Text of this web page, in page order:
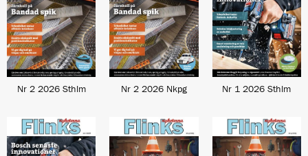
Nr 2 2026 Sthlm Nr 2 2026 Nkpg Nr 1 2026 Sthlm